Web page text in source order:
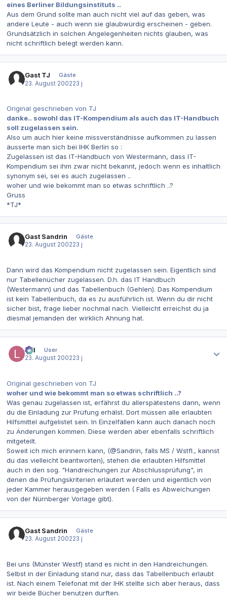
eines Berliner Bildungsinstituts ..
Aus dem Grund sollte man auch nicht viel auf das geben, was
andere Leute - auch wenn sie glaubwürdig erscheinen - geben.
Grundsätzlich in solchen Angelegenheiten nichts glauben, was
nicht schriftlich belegt werden kann.
Gast TJ
Gäste
23. August 200223 j
Original geschrieben von TJ
danke.. sowohl das IT-Kompendium als auch das IT-Handbuch
soll zugelassen sein.
Also um auch hier keine missverständnisse aufkommen zu lassen
äusserte man sich bei IHK Berlin so :
Zugelassen ist das IT-Handbuch von Westermann, dass IT-
Kompendium sei ihm zwar nicht bekannt, jedoch wenn es inhaltlich
synonym sei, sei es auch zugelassen ..
woher und wie bekommt man so etwas schriftlich ..?
Gruss
*TJ*
Gast Sandrin
Gäste
23. August 200223 j
Dann wird das Kompendium nicht zugelassen sein. Eigentlich sind
nur Tabellenücher zugelassen. D.h. das IT Handbuch
(Westermann) und das Tabellenbuch (Gehlen). Das Kompendium
ist kein Tabellenbuch, da es zu ausführlich ist. Wenn du dir nicht
sicher bist, frage lieber nochmal nach. Vielleicht erreichst du ja
diesmal jemanden der wirklich Ahnung hat.
lpd
User
23. August 200223 j
Original geschrieben von TJ
woher und wie bekommt man so etwas schriftlich ..?
Was genau zugelassen ist, erfährst du allerspätestens dann, wenn
du die Einladung zur Prüfung erhälst. Dort müssen alle erlaubten
Hilfsmittel aufgelistet sein. In Einzelfällen kann auch danach noch
zu Änderungen kommen. Diese werden aber ebenfalls schriftlich
mitgeteilt.
Soweit ich mich erinnern kann, (@Sandrin, falls MS / Wstfl., kannst
du das vielleicht beantworten), stehen die erlaubten Hilfsmittel
auch in den sog. "Handreichungen zur Abschlussprüfung", in
denen die Prüfungskriterien erläutert werden und eigentlich von
jeder Kammer herausgegeben werden ( Falls es Abweichungen
von der Nürnberger Vorlage gibt).
Gast Sandrin
Gäste
23. August 200223 j
Bei uns (Münster Westf) stand es nicht in den Handreichungen.
Selbst in der Einladung stand nur, dass das Tabellenbuch erlaubt
ist. Nach einem Telefonat mit der IHK stellte sich aber heraus, dass
wir beide Bücher benutzen durften.